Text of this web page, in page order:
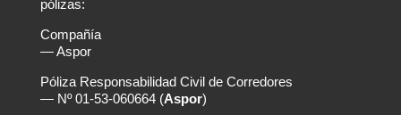
pólizas:
Compañía
— Aspor
Póliza Responsabilidad Civil de Corredores
— Nº 01-53-060664 (Aspor)